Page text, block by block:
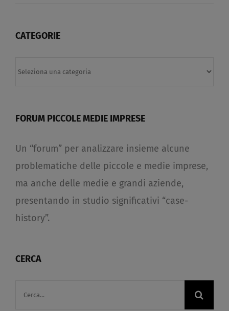
CATEGORIE
FORUM PICCOLE MEDIE IMPRESE
Un “forum” per analizzare insieme alcune
problematiche delle piccole e medie imprese,
ma anche delle medie e grandi aziende,
presentando in studio significativi “case-
history”.
CERCA